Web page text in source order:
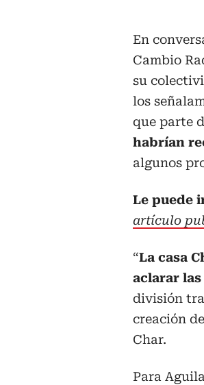
En
Cambio
su
los
que parte
habrían
algunos
Le puede
artículo
“La casa
aclarar
división
creación
Char.
Para